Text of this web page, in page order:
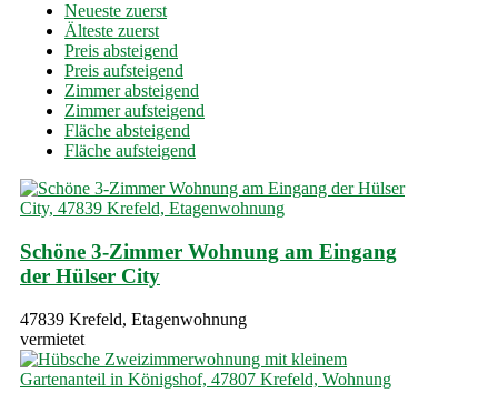
Neueste zuerst
Älteste zuerst
Preis absteigend
Preis aufsteigend
Zimmer absteigend
Zimmer aufsteigend
Fläche absteigend
Fläche aufsteigend
Schöne 3-Zimmer Wohnung am Eingang
der Hülser City
47839 Krefeld, Etagenwohnung
vermietet